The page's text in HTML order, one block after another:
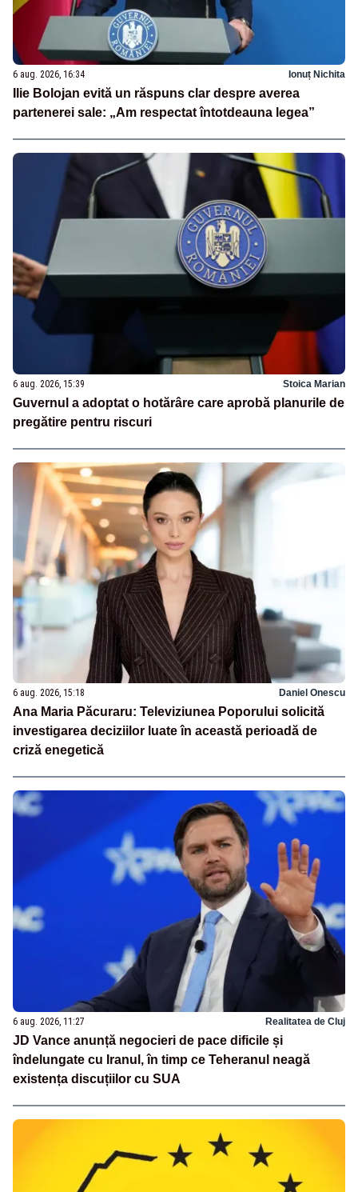
6 aug. 2026, 16:34 Ionuț Nichita
Ilie Bolojan evită un răspuns clar despre averea
partenerei sale: „Am respectat întotdeauna legea”
6 aug. 2026, 15:39 Stoica Marian
Guvernul a adoptat o hotărâre care aprobă planurile de
pregătire pentru riscuri
6 aug. 2026, 15:18 Daniel Onescu
Ana Maria Păcuraru: Televiziunea Poporului solicită
investigarea deciziilor luate în această perioadă de
criză enegetică
6 aug. 2026, 11:27 Realitatea de Cluj
JD Vance anunță negocieri de pace dificile și
îndelungate cu Iranul, în timp ce Teheranul neagă
existența discuțiilor cu SUA